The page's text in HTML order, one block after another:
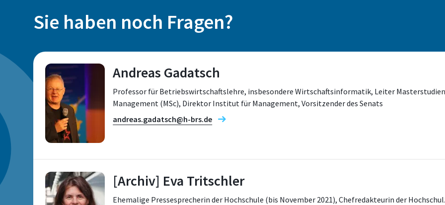
Sie haben noch Fragen?
Andreas Gadatsch
Professor für Betriebswirtschaftslehre, insbesondere Wirtschaftsinformatik, Leiter
Management (MSc), Direktor Institut für Management, Vorsitzender des Senats
andreas.gadatsch@h-brs.de
Standort
Sankt Augustin
[Archiv] Eva Tritschler
Ehemalige Pressesprecherin der Hochschule (bis November 2021), Chefredakteurin der